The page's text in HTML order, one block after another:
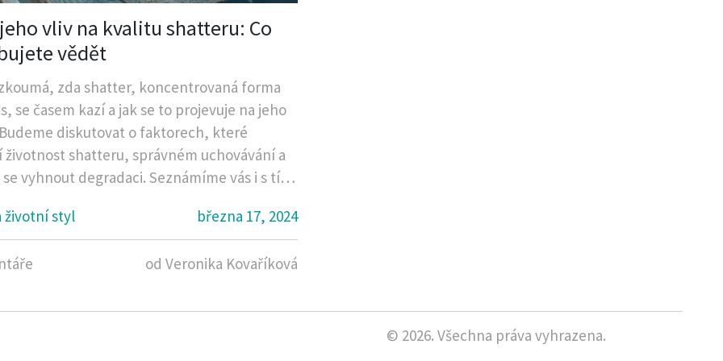
vliv na kvalitu shatteru: Co
vědět
zda shatter, koncentrovaná forma
se časem kazí a jak se to projevuje na jeho
diskutovat o faktorech, které
životnost shatteru, správném uchovávání a
vyhnout degradaci. Seznámíme vás i s tím,
na jeho účinky a bezpečnost.
životní styl března 17, 2024
od Veronika Kovaříková
© 2026. Všechna práva vyhrazena.